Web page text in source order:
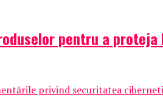
pentru a
privind securitatea